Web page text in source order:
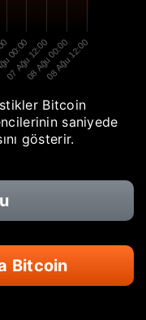
00:00
07 Ağu 12:00
08 Ağu 00:00
08 Ağu 12:00
Bitcoin
saniyede
gösterir.
Bitcoin